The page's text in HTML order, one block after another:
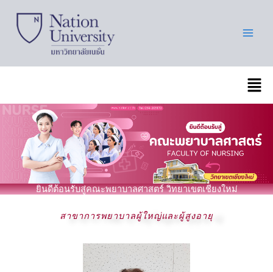
content
เมนู
ยินดีต้อนรับสู่คณะพยาบาลศาสตร์ วิทยาเขตเชียงใหม่
สาขาการพยาบาลผู้ใหญ่และผู้สูงอายุ